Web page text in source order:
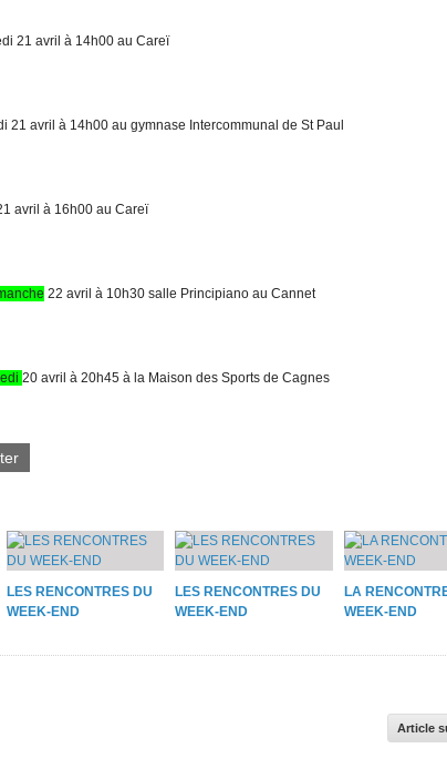
21 avril à 14h00 au Careï
21 avril à 14h00 au gymnase Intercommunal de St Paul
avril à 16h00 au Careï
22 avril à 10h30 salle Principiano au Cannet
20 avril à 20h45 à la Maison des Sports de Cagnes
LES RENCONTRES DU
WEEK-END
LES RENCONTRES DU
WEEK-END
LA
WEEK-END
Article